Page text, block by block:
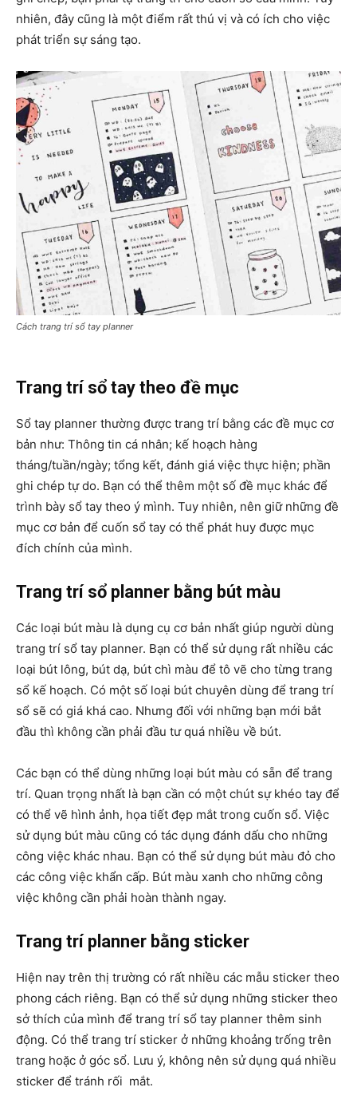
nhiên, đây cũng là một điểm rất thú vị và có ích cho việc
phát triển sự sáng tạo.
Cách trang trí sổ tay planner
Trang trí sổ tay theo đề mục
Sổ tay planner thường được trang trí bằng các đề mục cơ
bản như: Thông tin cá nhân; kế hoạch hàng
tháng/tuần/ngày; tổng kết, đánh giá việc thực hiện; phần
ghi chép tự do. Bạn có thể thêm một số đề mục khác để
trình bày sổ tay theo ý mình. Tuy nhiên, nên giữ những đề
mục cơ bản để cuốn sổ tay có thể phát huy được mục
đích chính của mình.
Trang trí sổ planner bằng bút màu
Các loại bút màu là dụng cụ cơ bản nhất giúp người dùng
trang trí sổ tay planner. Bạn có thể sử dụng rất nhiều các
loại bút lông, bút dạ, bút chì màu để tô vẽ cho từng trang
sổ kế hoạch. Có một số loại bút chuyên dùng để trang trí
sổ sẽ có giá khá cao. Nhưng đối với những bạn mới bắt
đầu thì không cần phải đầu tư quá nhiều về bút.
Các bạn có thể dùng những loại bút màu có sẵn để trang
trí. Quan trọng nhất là bạn cần có một chút sự khéo tay để
có thể vẽ hình ảnh, họa tiết đẹp mắt trong cuốn sổ. Việc
sử dụng bút màu cũng có tác dụng đánh dấu cho những
công việc khác nhau. Bạn có thể sử dụng bút màu đỏ cho
các công việc khẩn cấp. Bút màu xanh cho những công
việc không cần phải hoàn thành ngay.
Trang trí planner bằng sticker
Hiện nay trên thị trường có rất nhiều các mẫu sticker theo
phong cách riêng. Bạn có thể sử dụng những sticker theo
sở thích của mình để trang trí sổ tay planner thêm sinh
động. Có thể trang trí sticker ở những khoảng trống trên
trang hoặc ở góc sổ. Lưu ý, không nên sử dụng quá nhiều
sticker để tránh rối mắt.